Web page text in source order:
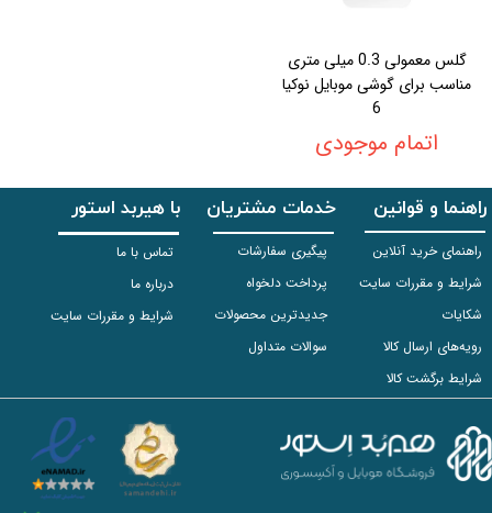
گلس معمولی 0.3 میلی متری
مناسب برای گوشی موبایل نوکیا
6
اتمام موجودی
راهنما و قوانین
راهنمای خرید آنلاین
شرایط و مقررات سایت
شکایات
رویه‌های ارسال کالا
شرایط برگشت کالا
خدمات مشتریان
پیگیری سفارشات
پرداخت دلخواه
جدیدترین محصولات
سوالات متداول
با هیربد استور
تماس با ما
درباره ما
شرایط و مقررات سایت